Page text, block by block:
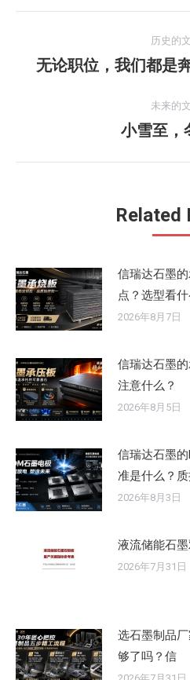
章
历史的
历
的
文
无论职位，我们都是
未来的
未
章
小雪至，
Related
信瑞达石墨
点？选型看什
2026年8月7日
信瑞达石墨
注意什么？
2026年8月5日
信瑞达石墨
准是什么？
2026年8月3日
液流储能石
2026年7月31日
选石墨制品
够了吗？信